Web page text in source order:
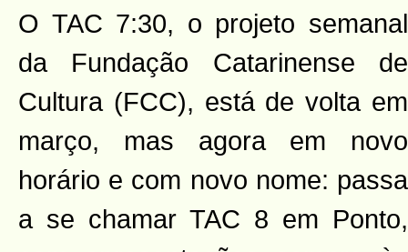
O TAC 7:30, o projeto semanal
da Fundação Catarinense de
Cultura (FCC), está de volta em
março, mas agora em novo
horário e com novo nome: passa
a se chamar TAC 8 em Ponto,